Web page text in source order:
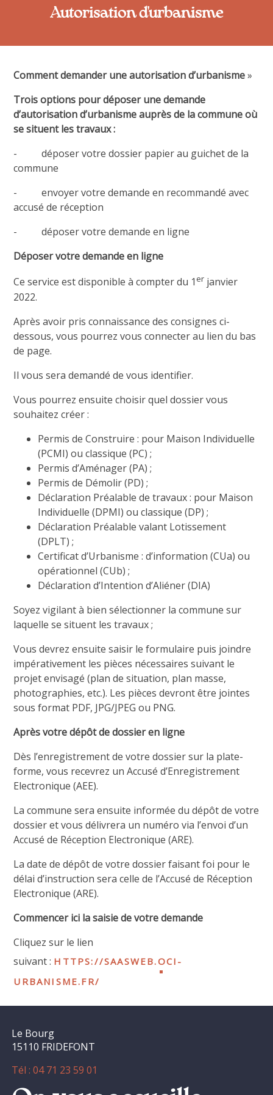
Autorisation d'urbanisme
Comment demander une autorisation d’urbanisme»
Trois options pour déposer une demande
d’autorisation d’urbanisme auprès de la commune où
se situent les travaux :
- déposer votre dossier papier au guichet de la
commune
- envoyer votre demande en recommandé avec
accusé de réception
- déposer votre demande en ligne
Déposer votre demande en ligne
Ce service est disponible à compter du 1er janvier
2022.
Après avoir pris connaissance des consignes ci-
dessous, vous pourrez vous connecter au lien du bas
de page.
Il vous sera demandé de vous identifier.
Vous pourrez ensuite choisir quel dossier vous
souhaitez créer :
Permis de Construire : pour Maison Individuelle
(PCMI) ou classique (PC) ;
Permis d’Aménager (PA) ;
Permis de Démolir (PD) ;
Déclaration Préalable de travaux : pour Maison
Individuelle (DPMI) ou classique (DP) ;
Déclaration Préalable valant Lotissement
(DPLT) ;
Certificat d’Urbanisme : d’information (CUa) ou
opérationnel (CUb) ;
Déclaration d’Intention d’Aliéner (DIA)
Soyez vigilant à bien sélectionner la commune sur
laquelle se situent les travaux ;
Vous devrez ensuite saisir le formulaire puis joindre
impérativement les pièces nécessaires suivant le
projet envisagé (plan de situation, plan masse,
photographies, etc.). Les pièces devront être jointes
sous format PDF, JPG/JPEG ou PNG.
Après votre dépôt de dossier en ligne
Dès l’enregistrement de votre dossier sur la plate-
forme, vous recevrez un Accusé d’Enregistrement
Electronique (AEE).
La commune sera ensuite informée du dépôt de votre
dossier et vous délivrera un numéro via l’envoi d’un
Accusé de Réception Electronique (ARE).
La date de dépôt de votre dossier faisant foi pour le
délai d’instruction sera celle de l’Accusé de Réception
Electronique (ARE).
Commencer ici la saisie de votre demande
Cliquez sur le lien
suivant : https://saasweb.oci-
urbanisme.fr/
Le Bourg
15110 FRIDEFONT
Tél : 04 71 23 59 01